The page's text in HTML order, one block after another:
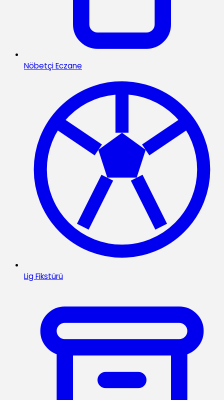
Nöbetçi Eczane
Lig Fikstürü